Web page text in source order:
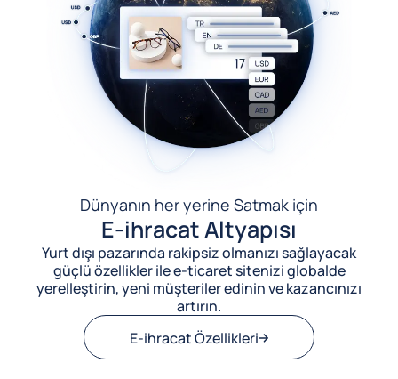
Dünyanın her yerine Satmak için
E-ihracat Altyapısı
Yurt dışı pazarında rakipsiz olmanızı sağlayacak
güçlü özellikler ile e-ticaret sitenizi globalde
yerelleştirin, yeni müşteriler edinin ve kazancınızı
artırın.
E-ihracat Özellikleri